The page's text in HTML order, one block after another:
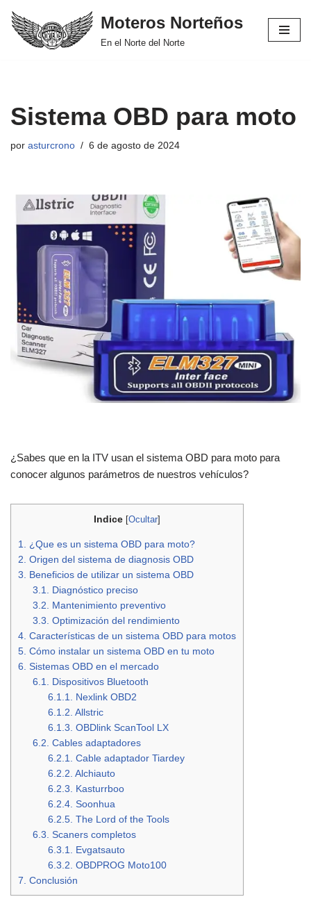
Saltar
Moteros Norteños
En el Norte del Norte
Sistema OBD para moto
por asturcrono 6 de agosto de 2024
¿Sabes que en la ITV usan el sistema OBD para moto para
conocer algunos parámetros de nuestros vehículos?
Indice [Ocultar]
1. ¿Que es un sistema OBD para moto?
2. Origen del sistema de diagnosis OBD
3. Beneficios de utilizar un sistema OBD
3.1. Diagnóstico preciso
3.2. Mantenimiento preventivo
3.3. Optimización del rendimiento
4. Características de un sistema OBD para motos
5. Cómo instalar un sistema OBD en tu moto
6. Sistemas OBD en el mercado
6.1. Dispositivos Bluetooth
6.1.1. Nexlink OBD2
6.1.2. Allstric
6.1.3. OBDlink ScanTool LX
6.2. Cables adaptadores
6.2.1. Cable adaptador Tiardey
6.2.2. Alchiauto
6.2.3. Kasturrboo
6.2.4. Soonhua
6.2.5. The Lord of the Tools
6.3. Scaners completos
6.3.1. Evgatsauto
6.3.2. OBDPROG Moto100
7. Conclusión